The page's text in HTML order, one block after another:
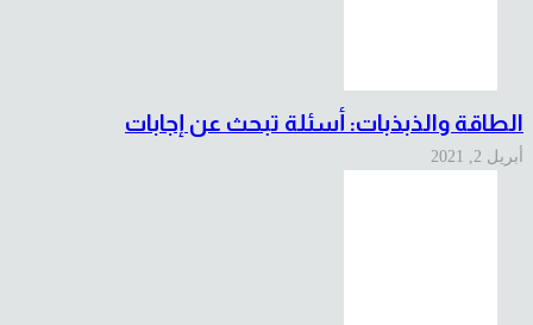
الطاقة والذبذبات: أسئلة تبحث عن إجابات
أبريل 2, 2021